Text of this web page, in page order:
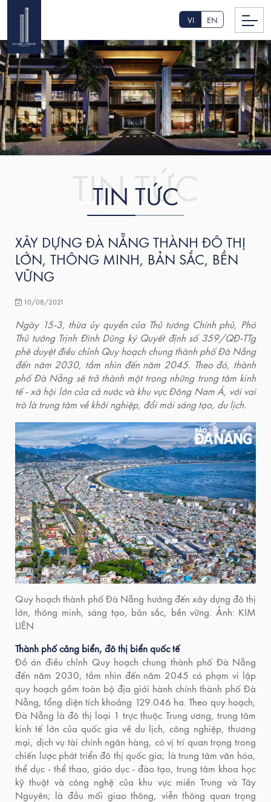
VI EN
TIN TỨC
XÂY DỰNG ĐÀ NẴNG THÀNH ĐÔ THỊ
LỚN, THÔNG MINH, BẢN SẮC, BỀN
VỮNG
10/08/2021
Ngày 15-3, thừa ủy quyền của Thủ tướng Chính phủ, Phó
Thủ tướng Trịnh Đình Dũng ký Quyết định số 359/QĐ-TTg
phê duyệt điều chỉnh Quy hoạch chung thành phố Đà Nẵng
đến năm 2030, tầm nhìn đến năm 2045. Theo đó, thành
phố Đà Nẵng sẽ trở thành một trong những trung tâm kinh
tế - xã hội lớn của cả nước và khu vực Đông Nam Á, với vai
trò là trung tâm về khởi nghiệp, đổi mới sáng tạo, du lịch.
Quy hoạch thành phố Đà Nẵng hướng đến xây dựng đô thị
lớn, thông minh, sáng tạo, bản sắc, bền vững. Ảnh: KIM
LIÊN
Thành phố cảng biển, đô thị biển quốc tế
Đồ án điều chỉnh Quy hoạch chung thành phố Đà Nẵng
đến năm 2030, tầm nhìn đến năm 2045 có phạm vi lập
quy hoạch gồm toàn bộ địa giới hành chính thành phố Đà
Nẵng, tổng diện tích khoảng 129.046 ha. Theo quy hoạch,
Đà Nẵng là đô thị loại 1 trực thuộc Trung ương, trung tâm
kinh tế lớn của quốc gia về du lịch, công nghiệp, thương
mại, dịch vụ tài chính ngân hàng, có vị trí quan trọng trong
chiến lược phát triển đô thị quốc gia; là trung tâm văn hóa,
thể dục - thể thao, giáo dục - đào tạo, trung tâm khoa học
kỹ thuật và công nghệ của khu vực miền Trung và Tây
Nguyên; là đầu mối giao thông, viễn thông quan trọng